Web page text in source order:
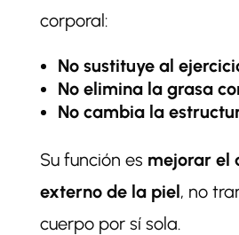
corporal:
No sustituye al
No elimina la grasa
No cambia la
Su función es mejorar el
externo de la piel, no
cuerpo por sí sola.